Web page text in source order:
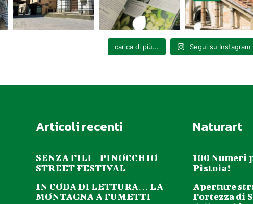
carica di più... Segui su Instagram
Articoli recenti
SENZA FILI – PINOCCHIO
STREET FESTIVAL
IN CODA DI LETTURA… LA
MONTAGNA A FUMETTI
Naturart
100 Numeri
Pistoia!
Aperture
Fortezza di